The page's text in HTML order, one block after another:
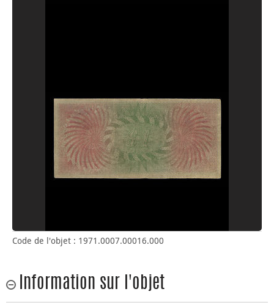
Code de l'objet : 1971.0007.00016.000
Information sur l'objet